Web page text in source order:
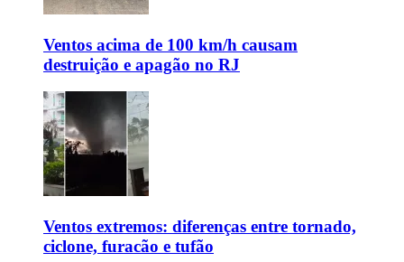
Ventos acima de 100 km/h causam
destruição e apagão no RJ
Ventos extremos: diferenças entre tornado,
ciclone, furacão e tufão